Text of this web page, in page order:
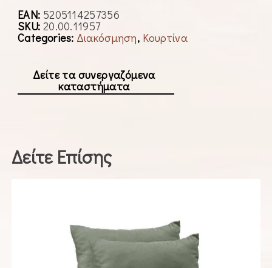
EAN: 5205114257356
SKU: 20.00.11957
Categories: Διακόσμηση, Κουρτίνα
Δείτε τα συνεργαζόμενα
καταστήματα
Δείτε Επίσης